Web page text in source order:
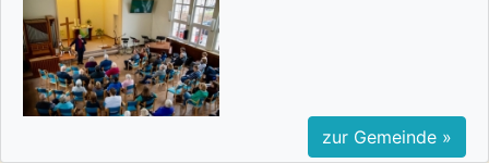
zur Gemeinde »